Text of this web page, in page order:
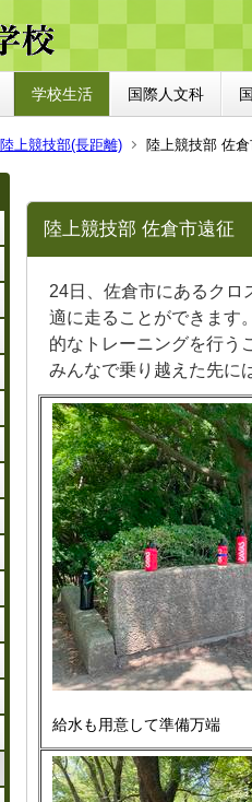
学校生活 国際人文科
陸上競技部(長距離) 陸上競技部 佐
陸上競技部 佐倉市遠征
24日、佐倉市にあるクロ
適に走ることができます
的なトレーニングを行う
みんなで乗り越えた先に
給水も用意して準備万端